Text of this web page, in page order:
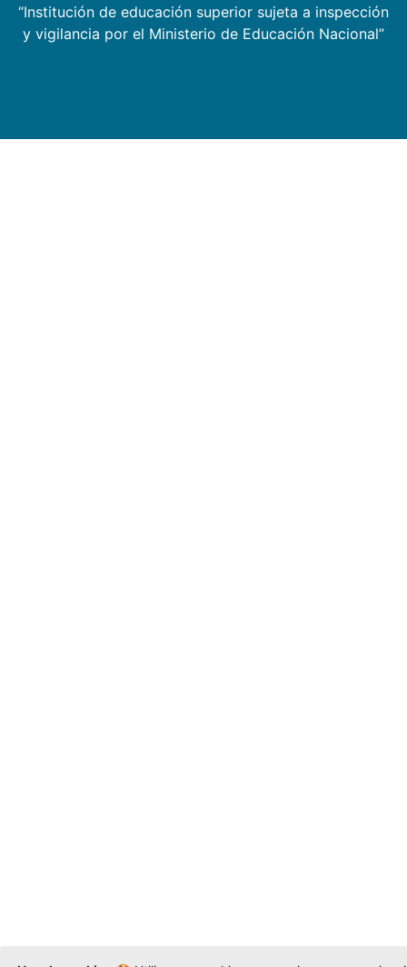
“Institución de educación superior sujeta a inspección
y vigilancia por el Ministerio de Educación Nacional”